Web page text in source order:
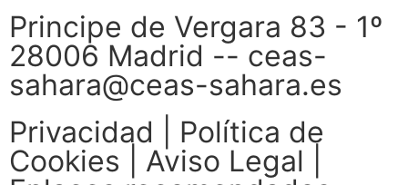
Principe de Vergara 83 - 1º
28006 Madrid -- ceas-
sahara@ceas-sahara.es
Privacidad
Política de
Cookies
Aviso Legal